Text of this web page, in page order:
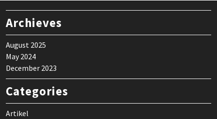
Archieves
August 2025
May 2024
December 2023
Categories
Artikel